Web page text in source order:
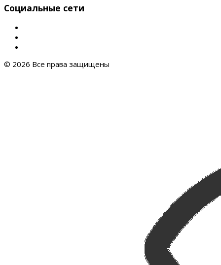
Социальные сети
© 2026 Все права защищены